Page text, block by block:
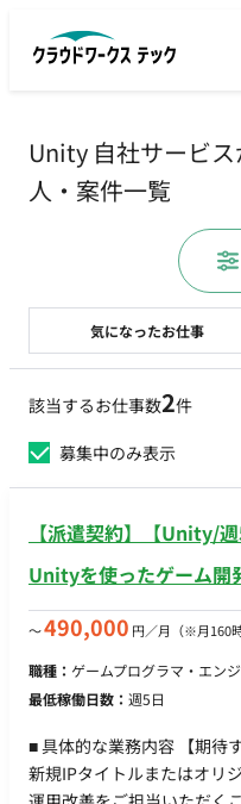
Unity 自社サービ
人・案件一覧
該当するお仕事数2件
募集中のみ表示
【派遣契約】【Unity/
Unityを使ったゲーム開
〜490,000 円／月 （※月160
職種： ゲームプログラマ・エン
最低稼働日数： 週5日
■ 具体的な業務内容 【期待するミッション】 ご経験に応じて、
新規IPタイトルまたはオリ
気になったお仕事